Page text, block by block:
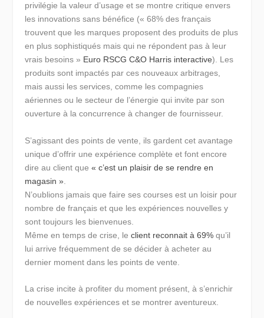
privilégie la valeur d’usage et se montre critique envers
les innovations sans bénéfice (« 68% des français
trouvent que les marques proposent des produits de plus
en plus sophistiqués mais qui ne répondent pas à leur
vrais besoins » Euro RSCG C&O Harris interactive). Les
produits sont impactés par ces nouveaux arbitrages,
mais aussi les services, comme les compagnies
aériennes ou le secteur de l’énergie qui invite par son
ouverture à la concurrence à changer de fournisseur.
S’agissant des points de vente, ils gardent cet avantage
unique d’offrir une expérience complète et font encore
dire au client que « c’est un plaisir de se rendre en
magasin »
N’oublions jamais que faire ses courses est un loisir pour
nombre de français et que les expériences nouvelles y
sont toujours les bienvenues.
Même en temps de crise, leclient reconnait à 69% qu’il
lui arrive fréquemment de se décider à acheter au
dernier moment dans les points de vente.
La crise incite à profiter du moment présent, à s’enrichir
de nouvelles expériences et se montrer aventureux.